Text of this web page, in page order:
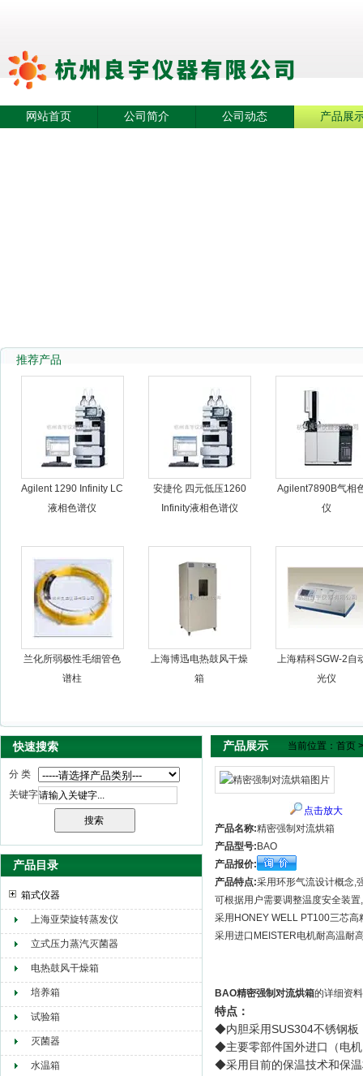
杭州良宇仪器有限公司
网站首页 公司简介 公司动态 产品展
推荐产品
Agilent 1290 Infinity LC
液相色谱仪
安捷伦 四元低压1260
Infinity液相色谱仪
Agilent7890B气相
仪
兰化所弱极性毛细管色
谱柱
上海博迅电热鼓风干燥
箱
上海精科SGW-2自
光仪
快速搜索
分 类
关键字
产品目录
箱式仪器
上海亚荣旋转蒸发仪
立式压力蒸汽灭菌器
电热鼓风干燥箱
培养箱
试验箱
灭菌器
水温箱
产品展示 当前位置： 首页
点击放大
产品名称:精密强制对流烘箱
产品型号: BAO
产品报价:
产品特点:采用环形气流设计概念,
可根据用户需要调整温度安全装
采用HONEY WELL PT100三芯
采用进口MEISTER电机耐高温耐
BAO精密强制对流烘箱的详细资
特点：
◆内胆采用SUS304不锈钢板
◆主要零部件国外进口（电
◆采用目前的保温技术和保